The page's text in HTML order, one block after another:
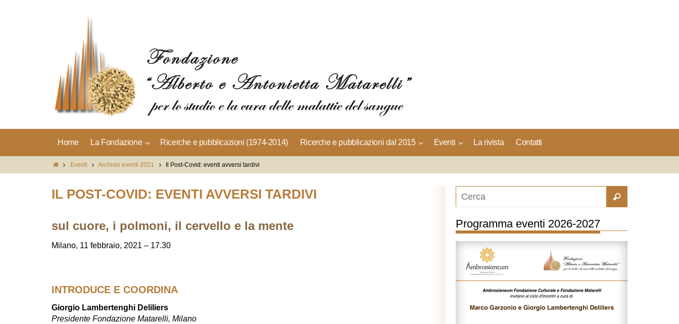
Home La Fondazione Ricerche e pubblicazioni (1974-2014) Ricerche e pubblicazioni dal 2015 Eventi La rivista Contatti
Eventi Archivio eventi 2021 Il Post-Covid: eventi avversi tardivi
IL POST-COVID: EVENTI AVVERSI TARDIVI
sul cuore, i polmoni, il cervello e la mente
Milano, 11 febbraio, 2021 – 17.30
INTRODUCE E COORDINA
Giorgio Lambertenghi Deliliers
Presidente Fondazione Matarelli, Milano
Programma eventi 2026-2027